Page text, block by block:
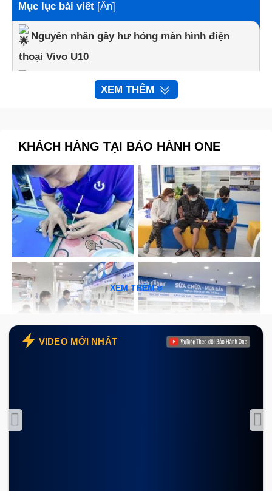
Mục lục bài viết [Ẩn]
Nguyên nhân gây hư hỏng màn hình điện
thoại Vivo U10
Những trường hợp cần nhanh chóng thay
màn hình Vivo U10 mới
tại Bảo Hành One
Nguyên nhân gây hư hỏng màn hình
điện thoại Vivo U10
Màn hình điện thoại Vivo U10sở hữu kích thước
rộng lớn lên đến 6.35 inch, độ phân giải HD+ trên tấm
nền IPS LCD đem lại độ sáng cao, đảm bảo chất
lượng hoàn hảo. Tuy nhiên, màn hình hư hỏng hoàn
toàn có thể xảy ra sau một thời gian sử dụng. Nguyên
nhân màn hình Vivo U10 hư hỏng hẳn là thắc mắc của
khá nhiều người dùng. Trên thực tế có rất nhiều
Điện thoại Vivo U10 bị hỏng màn hình nên cần thay
XEM THÊM
KHÁCH HÀNG TẠI BẢO HÀNH ONE
XEM THÊM
VIDEO MỚI NHẤT